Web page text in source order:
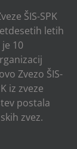
ŠIS-SPK
letih
10
Zvezo ŠIS-
iz zveze
postala
zvez.